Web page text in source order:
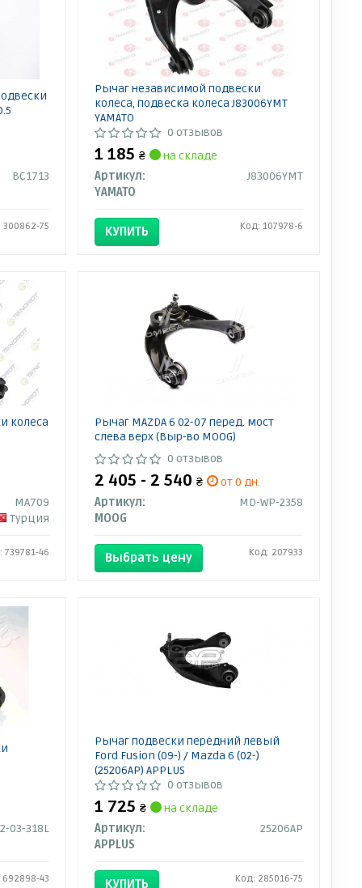
BC1713
300862-75
Рычаг независимой подвески
колеса, подвеска колеса J83006YMT
YAMATO
0 отзывов
1 185₴
на складе
Артикул:
J83006YMT
YAMATO
КУПИТЬ Код: 107978-6
колеса
MA709
Турция
739781-46
Рычаг MAZDA 6 02-07 перед. мост
слева верх (Выр-во MOOG)
0 отзывов
2 405 - 2 540₴
от 0 дн.
Артикул:
MD-WP-2358
MOOG
Выбрать цену Код: 207933
03-318L
692898-43
Рычаг подвески передний левый
Ford Fusion (09-) / Mazda 6 (02-)
(25206AP) APPLUS
0 отзывов
1 725₴
на складе
Артикул:
25206AP
APPLUS
КУПИТЬ Код: 285016-75